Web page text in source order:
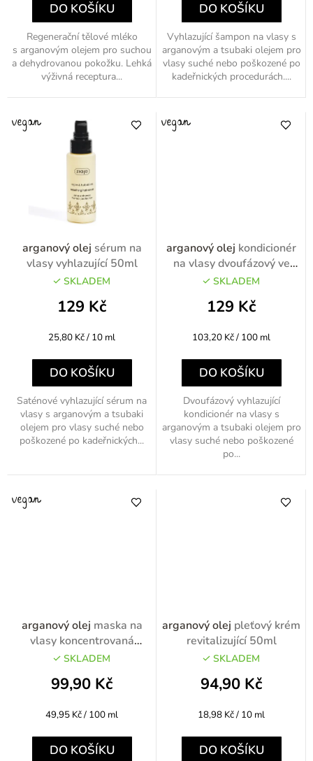
DO KOŠÍKU
Regenerační tělové mléko
s arganovým olejem pro suchou
a dehydrovanou pokožku. Lehká
výživná receptura...
DO KOŠÍKU
Vyhlazující šampon na vlasy s
arganovým a tsubaki olejem pro
vlasy suché nebo poškozené po
kadeřnických procedurách....
arganový olej sérum na
vlasy vyhlazující 50ml
SKLADEM
129 Kč
Měrná
25,80 Kč / 10 ml
DO KOŠÍKU
Saténové vyhlazující sérum na
vlasy s arganovým a tsubaki
olejem pro vlasy suché nebo
poškozené po kadeřnických...
arganový olej kondicionér
na vlasy dvoufázový ve
spreji 125ml
SKLADEM
129 Kč
Měrná
103,20 Kč / 100 ml
DO KOŠÍKU
Dvoufázový vyhlazující
kondicionér na vlasy s
arganovým a tsubaki olejem pro
vlasy suché nebo poškozené
po...
arganový olej maska na
vlasy koncentrovaná
vyhlazující 200ml
SKLADEM
99,90 Kč
Měrná
49,95 Kč / 100 ml
DO KOŠÍKU
arganový olej pleťový krém
revitalizující 50ml
SKLADEM
94,90 Kč
Měrná
18,98 Kč / 10 ml
DO KOŠÍKU